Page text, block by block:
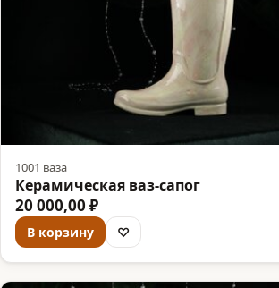
1001 ваза
Керамическая ваз-сапог
20 000,00 ₽
В корзину ♡